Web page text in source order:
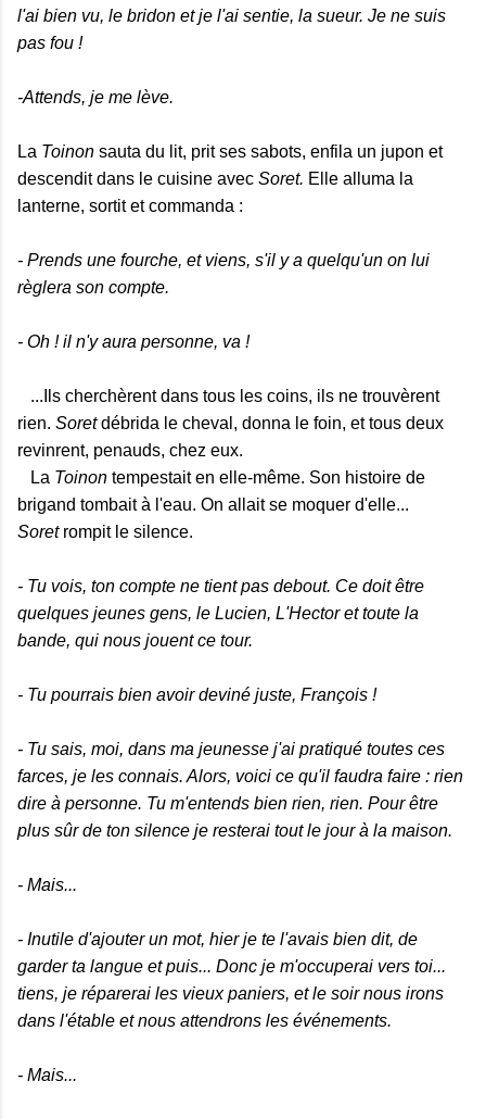
l'ai bien vu, le bridon et je l'ai sentie, la sueur. Je ne suis
pas fou !
-Attends, je me lève.
La Toinon sauta du lit, prit ses sabots, enfila un jupon et
descendit dans le cuisine avec Soret. Elle alluma la
lanterne, sortit et commanda :
- Prends une fourche, et viens, s'il y a quelqu'un on lui
règlera son compte.
- Oh ! il n'y aura personne, va !
...Ils cherchèrent dans tous les coins, ils ne trouvèrent
rien. Soretdébrida le cheval, donna le foin, et tous deux
revinrent, penauds, chez eux.
La Toinon tempestait en elle-même. Son histoire de
brigand tombait à l'eau. On allait se moquer d'elle...
Soret rompit le silence.
- Tu vois, ton compte ne tient pas debout. Ce doit être
quelques jeunes gens, le Lucien, L'Hector et toute la
bande, qui nous jouent ce tour.
- Tu pourrais bien avoir deviné juste, François !
- Tu sais, moi, dans ma jeunesse j'ai pratiqué toutes ces
farces, je les connais. Alors, voici ce qu'il faudra faire : rien
dire à personne. Tu m'entends bien rien, rien. Pour être
plus sûr de ton silence je resterai tout le jour à la maison.
- Mais...
- Inutile d'ajouter un mot, hier je te l'avais bien dit, de
garder ta langue et puis... Donc je m'occuperai vers toi...
tiens, je réparerai les vieux paniers, et le soir nous irons
dans l'étable et nous attendrons les événements.
- Mais...